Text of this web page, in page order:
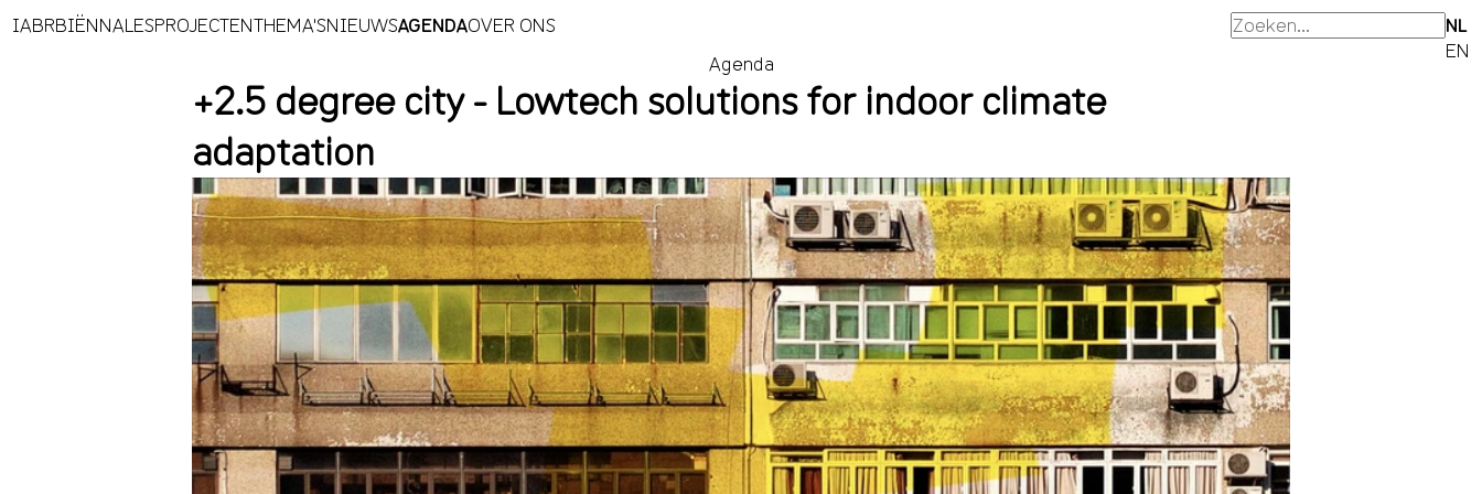
IABRBIËNNALESPROJECTENTHEMA'SNIEUWSAGENDAOVER ONS
NL
EN
Agenda
+2.5 degree city - Lowtech solutions for indoor climate
adaptation